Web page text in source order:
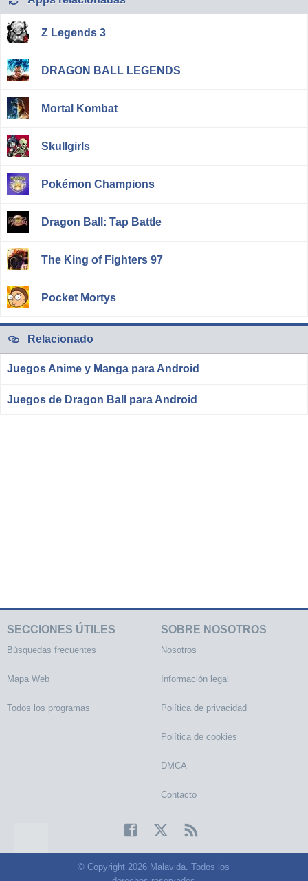
Z Legends 3
DRAGON BALL LEGENDS
Mortal Kombat
Skullgirls
Pokémon Champions
Dragon Ball: Tap Battle
The King of Fighters 97
Pocket Mortys
Relacionado
Juegos Anime y Manga para Android
Juegos de Dragon Ball para Android
SECCIONES ÚTILES
Búsquedas frecuentes
Mapa Web
Todos los programas
SOBRE NOSOTROS
Nosotros
Información legal
Política de privacidad
Política de cookies
DMCA
Contacto
© Copyright 2026 Malavida. Todos los